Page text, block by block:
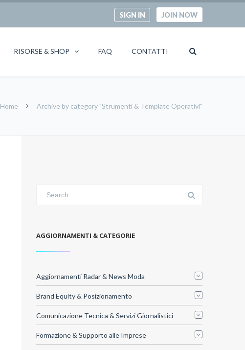
SIGN IN JOIN NOW
RISORSE & SHOP FAQ CONTATTI
Home Archive by category "Strumenti & Template Operativi"
AGGIORNAMENTI & CATEGORIE
Aggiornamenti Radar & News Moda
Brand Equity & Posizionamento
Comunicazione Tecnica & Servizi Giornalistici
Formazione & Supporto alle Imprese